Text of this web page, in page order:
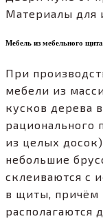
Мебель из мебельного щита
При
мебели из
кусков дерева
рационального
из целых
небольшие
склеиваются с
в щиты, причём
располагаются